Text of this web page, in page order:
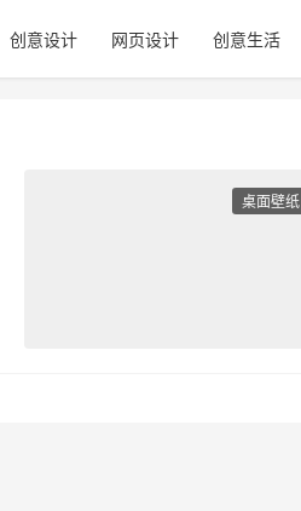
创意设计 网页设计 创意生活
桌面壁纸